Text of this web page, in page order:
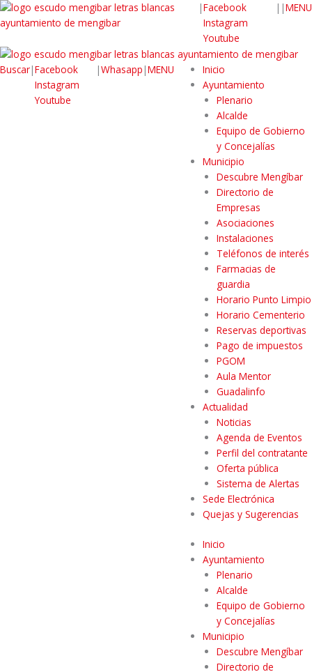
|Facebook
Instagram
Youtube
| |MENU
Buscar|Facebook
Instagram
Youtube
|Whasapp |MENU
Inicio
Ayuntamiento
Plenario
Alcalde
Equipo de Gobierno
y Concejalías
Municipio
Descubre Mengíbar
Directorio de
Empresas
Asociaciones
Instalaciones
Teléfonos de interés
Farmacias de
guardia
Horario Punto Limpio
Horario Cementerio
Reservas deportivas
Pago de impuestos
PGOM
Aula Mentor
Guadalinfo
Actualidad
Noticias
Agenda de Eventos
Perfil del contratante
Oferta pública
Sistema de Alertas
Sede Electrónica
Quejas y Sugerencias
Inicio
Ayuntamiento
Plenario
Alcalde
Equipo de Gobierno
y Concejalías
Municipio
Descubre Mengíbar
Directorio de